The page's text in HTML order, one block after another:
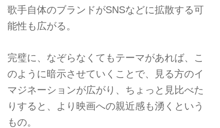
歌手自体のブランドがSNSなどに拡散する可
能性も広がる。
完璧に、なぞらなくてもテーマがあれば、こ
のように暗示させていくことで、見る方のイ
マジネーションが広がり、ちょっと見比べた
りすると、より映画への親近感も湧くという
もの。